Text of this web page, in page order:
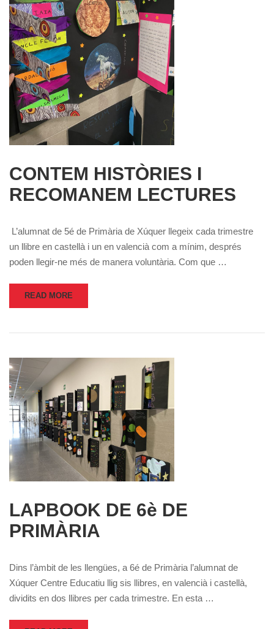
CONTEM HISTÒRIES I
RECOMANEM LECTURES
L’alumnat de 5é de Primària de Xúquer llegeix cada trimestre
un llibre en castellà i un en valencià com a mínim, després
poden llegir-ne més de manera voluntària. Com que …
READ MORE
LAPBOOK DE 6è DE
PRIMÀRIA
Dins l’àmbit de les llengües, a 6é de Primària l’alumnat de
Xúquer Centre Educatiu llig sis llibres, en valencià i castellà,
dividits en dos llibres per cada trimestre. En esta …